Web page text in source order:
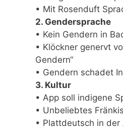
• Mit Rosenduft
2. Gendersprache
• Kein Gendern in
• Klöckner genervt
Gendern“
• Gendern schadet
3. Kultur
• App soll indigene
• Unbeliebtes
• Plattdeutsch in